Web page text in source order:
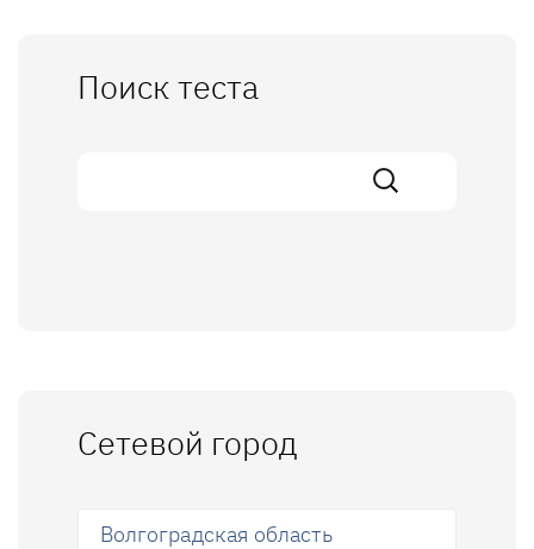
Поиск теста
Сетевой город
Волгоградская область